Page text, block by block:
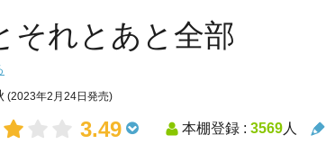
それとあと全部
(2023年2月24日発売)
3.49 本棚登録 : 3569人